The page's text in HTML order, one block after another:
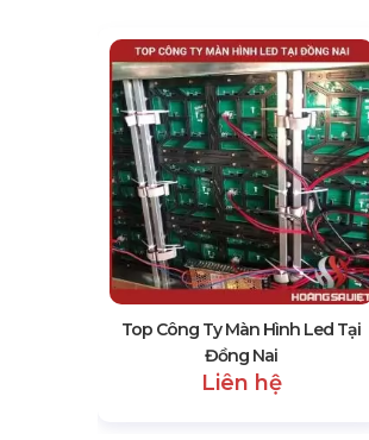
Top Công Ty Màn Hình Led Tại
Đồng Nai
Liên hệ